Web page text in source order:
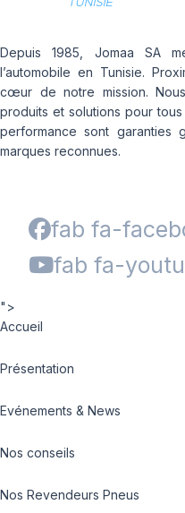
Depuis 1985, Jomaa SA
l’automobile en Tunisie.
cœur de notre mission.
produits et solutions pour
performance sont garanties
marques reconnues.
fab fa-
fab fa-
">
Accueil
Présentation
Evénements & News
Nos conseils
Nos Revendeurs Pneus